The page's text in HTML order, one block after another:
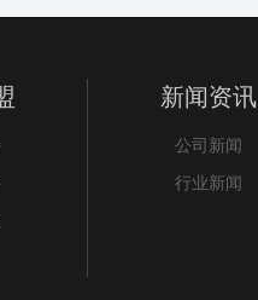
新闻资讯
公司新闻
行业新闻